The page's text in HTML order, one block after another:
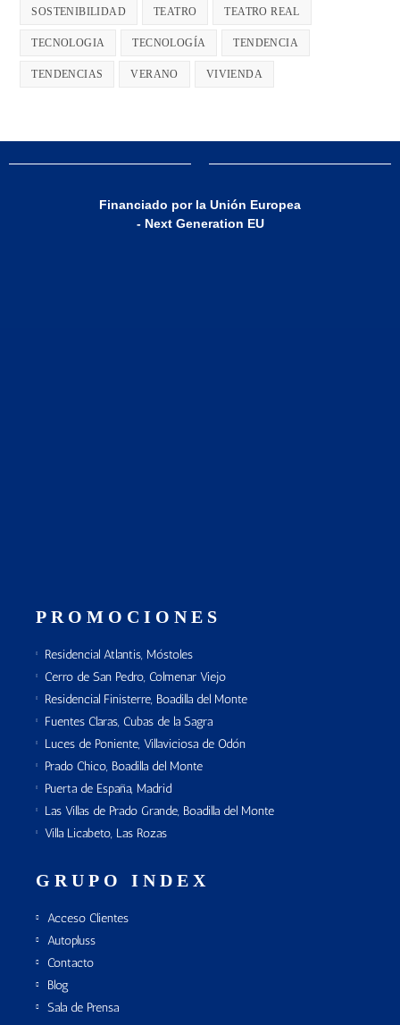
SOSTENIBILIDAD TEATRO TEATRO REAL
TECNOLOGIA TECNOLOGÍA TENDENCIA
TENDENCIAS VERANO VIVIENDA
Financiado por la Unión Europea
- Next Generation EU
PROMOCIONES
Residencial Atlantis, Móstoles
Cerro de San Pedro, Colmenar Viejo
Residencial Finisterre, Boadilla del Monte
Fuentes Claras, Cubas de la Sagra
Luces de Poniente, Villaviciosa de Odón
Prado Chico, Boadilla del Monte
Puerta de España, Madrid
Las Villas de Prado Grande, Boadilla del Monte
Villa Licabeto, Las Rozas
GRUPO INDEX
Acceso Clientes
Autopluss
Contacto
Blog
Sala de Prensa